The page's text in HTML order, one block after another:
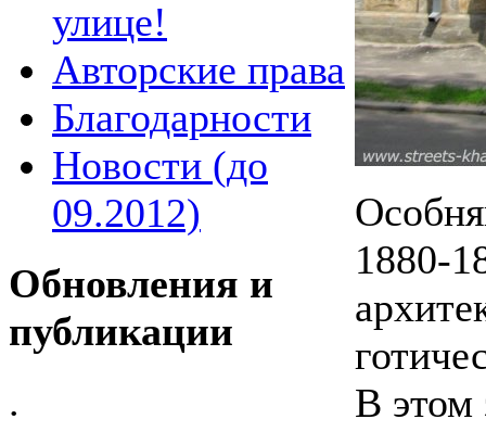
улице!
Авторские права
Благодарности
Новости (до
09.2012)
Обновления и
публикации
.
1880-
В этом